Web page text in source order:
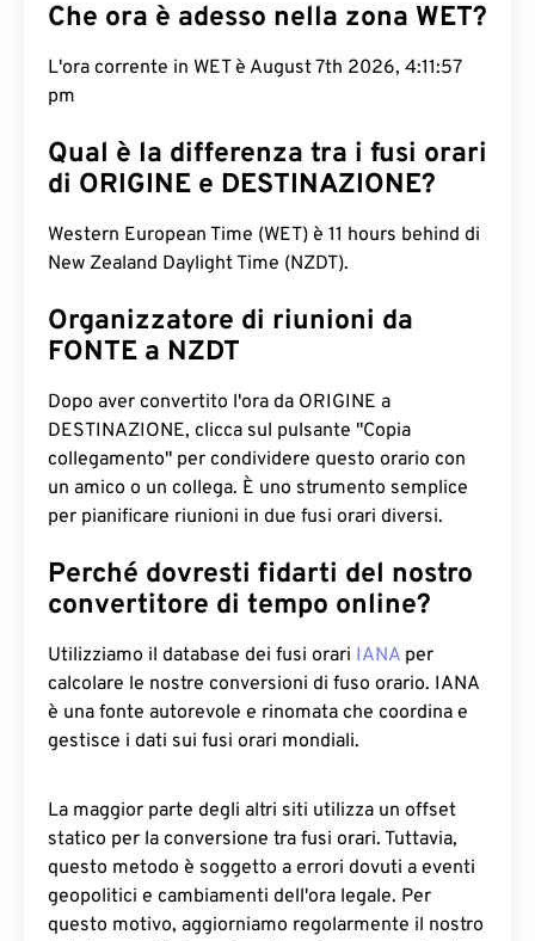
Che ora è adesso nella zona WET?
L'ora corrente in WET è August 7th 2026, 4:11:58
pm
Qual è la differenza tra i fusi orari
di ORIGINE e DESTINAZIONE?
Western European Time (WET) è 11 hours behind di
New Zealand Daylight Time (NZDT).
Organizzatore di riunioni da
FONTE a NZDT
Dopo aver convertito l'ora da ORIGINE a
DESTINAZIONE, clicca sul pulsante "Copia
collegamento" per condividere questo orario con
un amico o un collega. È uno strumento semplice
per pianificare riunioni in due fusi orari diversi.
Perché dovresti fidarti del nostro
convertitore di tempo online?
Utilizziamo il database dei fusi orari IANA per
calcolare le nostre conversioni di fuso orario. IANA
è una fonte autorevole e rinomata che coordina e
gestisce i dati sui fusi orari mondiali.
La maggior parte degli altri siti utilizza un offset
statico per la conversione tra fusi orari. Tuttavia,
questo metodo è soggetto a errori dovuti a eventi
geopolitici e cambiamenti dell'ora legale. Per
questo motivo, aggiorniamo regolarmente il nostro